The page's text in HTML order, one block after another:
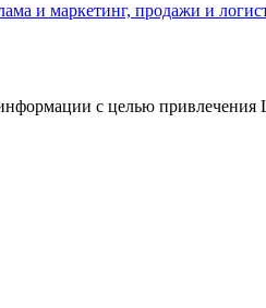
и маркетинг, продажи и
с целью привлечения